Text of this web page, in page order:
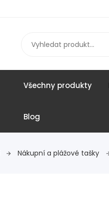
Všechny produkty
Blog
Nákupní a plážové tašky